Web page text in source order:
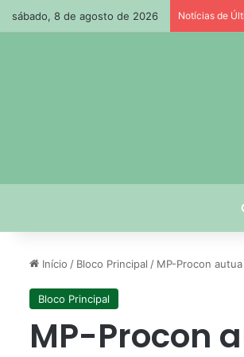
sábado, 8 de agosto de 2026 Notícias de
Início / Bloco Principal / MP-Procon
Bloco Principal
MP-Procon